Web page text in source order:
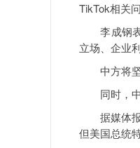
TikTok相关
李成钢表
立场、企业
中方将坚
同时，中
据媒体报
但美国总统